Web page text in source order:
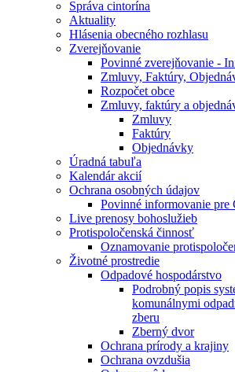
Správa cintorína
Aktuality
Hlásenia obecného rozhlasu
Zverejňovanie
Povinné zverejňovanie -
Zmluvy, Faktúry,
Rozpočet obce
Zmluvy, faktúry a
Zmluvy
Faktúry
Objednávky
Úradná tabuľa
Kalendár akcií
Ochrana osobných údajov
Povinné informovanie pre
Live prenosy bohoslužieb
Protispoločenská činnosť
Oznamovanie
Životné prostredie
Odpadové hospodárstvo
Podrobný popis
komunálnymi
zberu
Zberný dvor
Ochrana prírody a krajiny
Ochrana ovzdušia